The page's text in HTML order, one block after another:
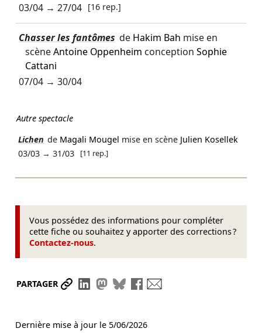
03/04→ 27/04 [16 rep.]
Chasser les fantômes de Hakim Bah mise en
scèneAntoine Oppenheim conception Sophie
Cattani
07/04→ 30/04
Autre spectacle
Lichen de Magali Mougel mise en scène Julien Kosellek
03/03 →31/03 [11 rep.]
Vous possédez des informations pour compléter
cette fiche ou souhaitez y apporter des corrections ?
Contactez-nous.
PARTAGER Partager le lien
Partager sur LinkedIn
Partager sur Mastodon
Partager sur Bluesky
Partager sur Facebook
Dernière mise à jour le 5/06/2026